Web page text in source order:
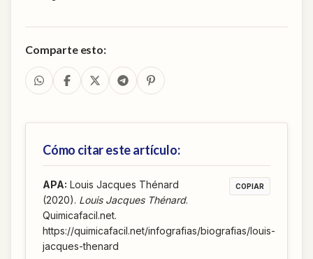
Comparte esto:
Cómo citar este artículo:
APA: Louis Jacques Thénard
(2020). Louis Jacques Thénard.
Quimicafacil.net.
https://quimicafacil.net/infografias/biografias/louis-
jacques-thenard
COPIAR